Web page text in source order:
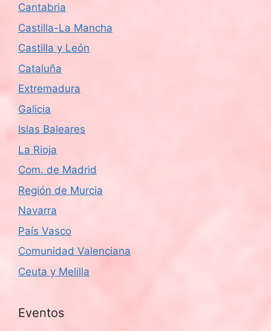
Cantabria
Castilla-La Mancha
Castilla y León
Cataluña
Extremadura
Galicia
Islas Baleares
La Rioja
Com. de Madrid
Región de Murcia
Navarra
País Vasco
Comunidad Valenciana
Ceuta y Melilla
Eventos